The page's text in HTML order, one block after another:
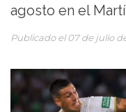
agosto en el
Publicado el 07 de julio